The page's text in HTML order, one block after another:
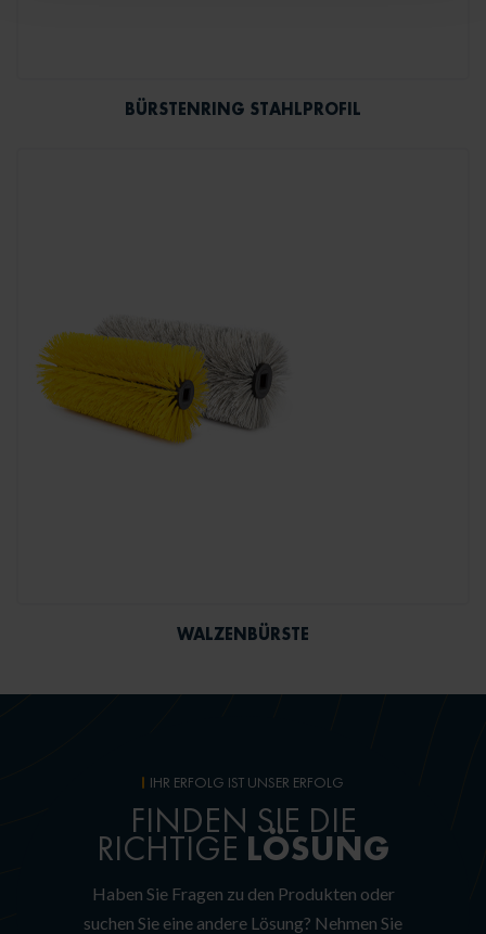
BÜRSTENRING STAHLPROFIL
WALZENBÜRSTE
IHR ERFOLG IST UNSER ERFOLG
FINDEN SIE DIE
RICHTIGE LÖSUNG
Haben Sie Fragen zu den Produkten oder
suchen Sie eine andere Lösung? Nehmen Sie